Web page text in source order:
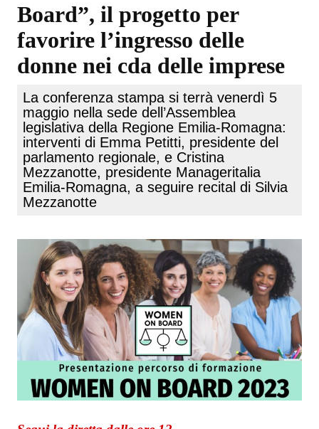
Board”, il progetto per
favorire l’ingresso delle
donne nei cda delle imprese
La conferenza stampa si terrà venerdì 5
maggio nella sede dell’Assemblea
legislativa della Regione Emilia-Romagna:
interventi di Emma Petitti, presidente del
parlamento regionale, e Cristina
Mezzanotte, presidente Manageritalia
Emilia-Romagna, a seguire recital di Silvia
Mezzanotte